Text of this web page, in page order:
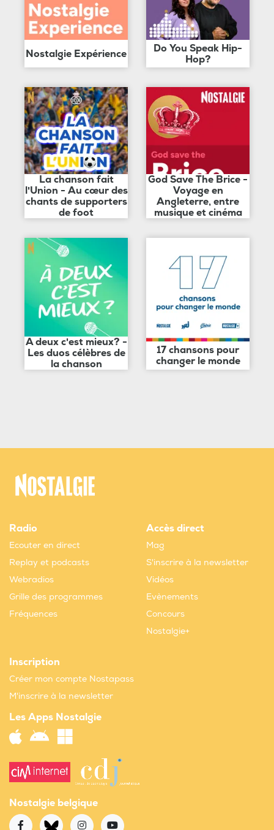
Nostalgie Expérience
Do You Speak Hip-
Hop?
La chanson fait
l'Union - Au cœur des
chants de supporters
de foot
God Save The Brice -
Voyage en
Angleterre, entre
musique et cinéma
A deux c'est mieux? -
Les duos célèbres de
la chanson
17 chansons pour
changer le monde
Radio
Ecouter en direct
Replay et podcasts
Webradios
Grille des programmes
Fréquences
Accès direct
Mag
S'inscrire à la newsletter
Vidéos
Evènements
Concours
Nostalgie+
Inscription
Créer mon compte Nostapass
M'inscrire à la newsletter
Les Apps Nostalgie
Nostalgie belgique